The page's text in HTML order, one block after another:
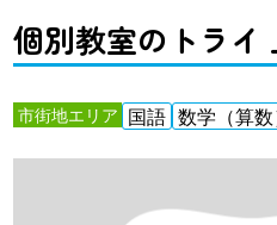
個別教室のトライ
市街地エリア 国語 数学（算数